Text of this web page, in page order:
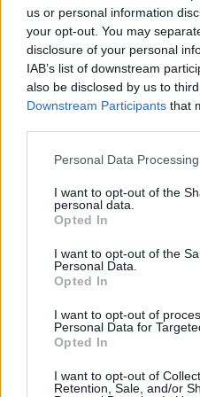
us or personal information
your opt-out. You may
disclosure of your personal
IAB’s list of downstream
also be disclosed by us to
Downstream Participants that
Personal Data
I want to opt-out of the
personal data.
Opted In
I want to opt-out of the
Personal Data.
Opted In
I want to opt-out of
Personal Data for
Opted In
I want to opt-out of
Retention, Sale, and/or
souplesse, à gérer la
augmenter votre
peut vous offrir une
N’hésitez pas à vous
découvrir comment cette
transformer votre vie pour
BIEN-ÊTRE